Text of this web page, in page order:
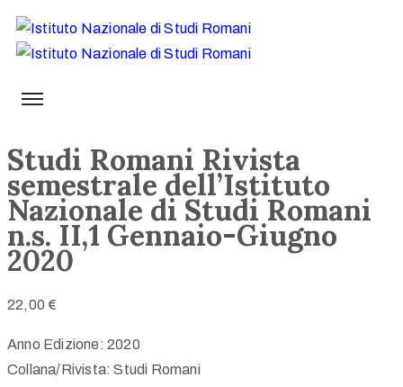
Studi Romani Rivista
semestrale dell’Istituto
Nazionale di Studi Romani
n.s. II,1 Gennaio-Giugno
2020
22,00 €
Anno Edizione: 2020
Collana/Rivista: Studi Romani